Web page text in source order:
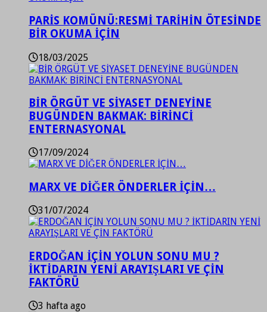
PARİS KOMÜNÜ:RESMİ TARİHİN ÖTESİNDE
BİR OKUMA İÇİN
18/03/2025
BİR ÖRGÜT VE SİYASET DENEYİNE
BUGÜNDEN BAKMAK: BİRİNCİ
ENTERNASYONAL
17/09/2024
MARX VE DİĞER ÖNDERLER İÇİN…
31/07/2024
ERDOĞAN İÇİN YOLUN SONU MU ?
İKTİDARIN YENİ ARAYIŞLARI VE ÇİN
FAKTÖRÜ
3 hafta ago